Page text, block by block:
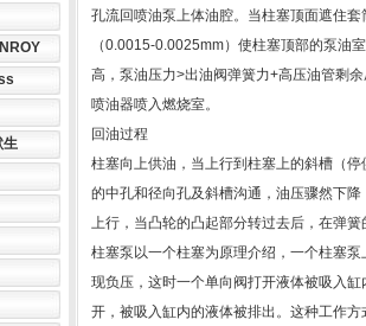
生
孔流回喷油泵上体油腔。当柱塞顶面遮住
（0.0015-0.0025mm）使柱塞顶部的泵油
高，泵油压力>出油阀弹簧力+高压油管剩
喷油器喷入燃烧室。
回油过程
柱塞向上供油，当上行到柱塞上的斜槽（
的中孔和径向孔及斜槽沟通，油压骤然下
上行，当凸轮的凸起部分转过去后，在弹
柱塞泵以一个柱塞为原理介绍，一个柱塞
现负压，这时一个单向阀打开液体被吸入
开，被吸入缸内的液体被排出。这种工作